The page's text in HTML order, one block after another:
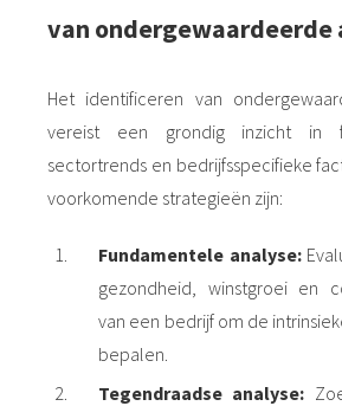
van ondergewaardeerde
Het identificeren van
vereist een grondig inzicht in
sectortrends en bedrijfsspecifieke
voorkomende strategieën zijn:
Fundamentele analyse:
gezondheid, winstgroei en
van een bedrijf om de
bepalen.
Tegendraadse analyse: